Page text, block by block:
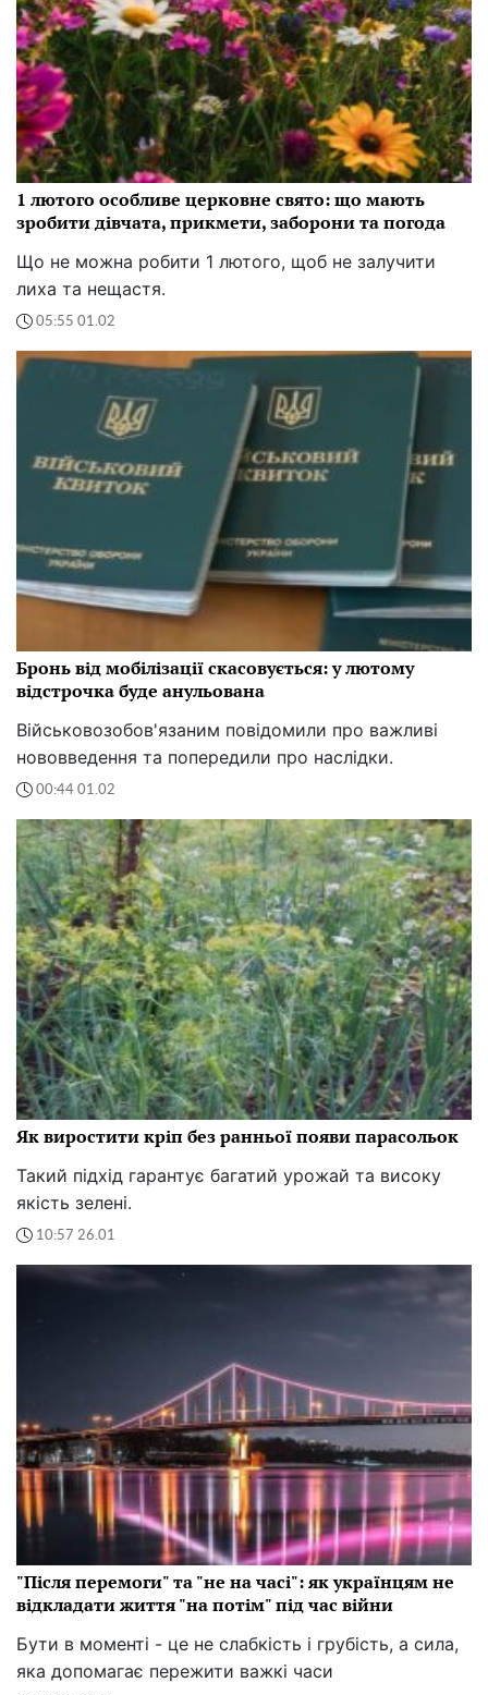
1 лютого особливе церковне свято: що мають
зробити дівчата, прикмети, заборони та погода
Що не можна робити 1 лютого, щоб не залучити
лиха та нещастя.
05:55 01.02
Бронь від мобілізації скасовується: у лютому
відстрочка буде анульована
Військовозобов'язаним повідомили про важливі
нововведення та попередили про наслідки.
00:44 01.02
Як виростити кріп без ранньої появи парасольок
Такий підхід гарантує багатий урожай та високу
якість зелені.
10:57 26.01
"Після перемоги" та "не на часі": як українцям не
відкладати життя "на потім" під час війни
Бути в моменті - це не слабкість і грубість, а сила,
яка допомагає пережити важкі часи